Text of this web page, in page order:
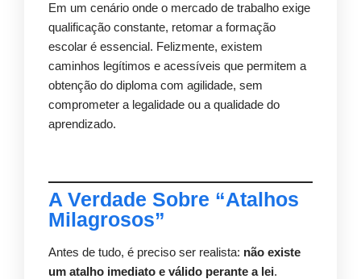
Em um cenário onde o mercado de trabalho exige
qualificação constante, retomar a formação
escolar é essencial. Felizmente, existem
caminhos legítimos e acessíveis que permitem a
obtenção do diploma com agilidade, sem
comprometer a legalidade ou a qualidade do
aprendizado.
A Verdade Sobre “Atalhos
Milagrosos”
Antes de tudo, é preciso ser realista: não existe
um atalho imediato e válido perante a lei.